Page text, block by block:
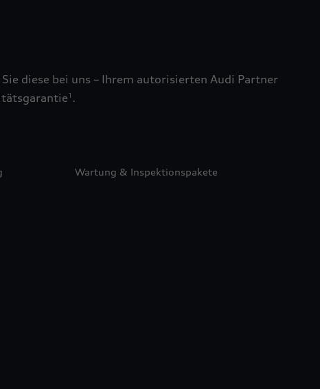
diese bei uns – Ihrem autorisierten Audi Partner
1 .
Wartung & Inspektionspakete